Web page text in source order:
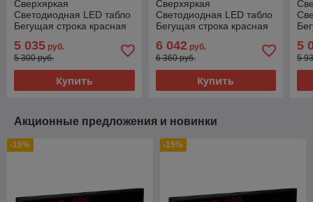
Сверхяркая
Светодиодная LED табло
Бегущая строка красная
5 035 руб.
5 300 руб.
Купить
Сверхяркая
Светодиодная LED табло
Бегущая строка красная
6 042руб.
6 360 руб.
Купить
5
5
Акционные предложения и новинки
-15% -15%